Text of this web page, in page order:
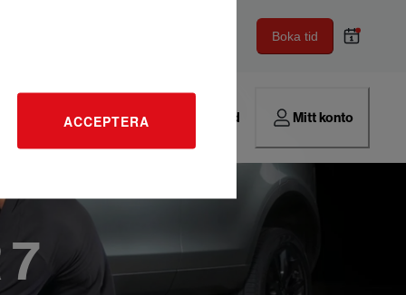
ACCEPTERA
Boka tid
Hitta verkstad Mitt konto